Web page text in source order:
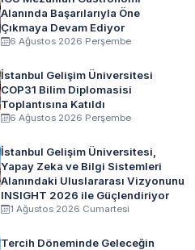
Alanında Başarılarıyla Öne
Çıkmaya Devam Ediyor
6 Ağustos 2026 Perşembe
İstanbul Gelişim Üniversitesi
COP31 Bilim Diplomasisi
Toplantısına Katıldı
6 Ağustos 2026 Perşembe
İstanbul Gelişim Üniversitesi,
Yapay Zeka ve Bilgi Sistemleri
Alanındaki Uluslararası Vizyonunu
INSIGHT 2026 ile Güçlendiriyor
1 Ağustos 2026 Cumartesi
Tercih Döneminde Geleceğin